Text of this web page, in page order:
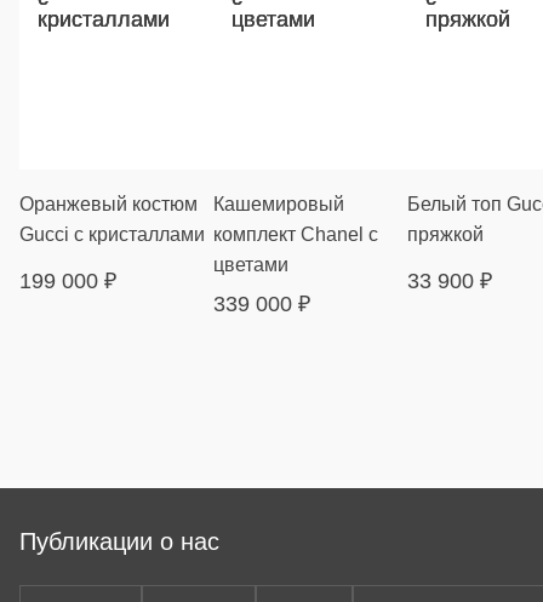
Оранжевый костюм
Gucci с кристаллами
199 000 ₽
Кашемировый
комплект Chanel с
цветами
339 000 ₽
Белый топ
пряжкой
33 900 ₽
Публикации о нас